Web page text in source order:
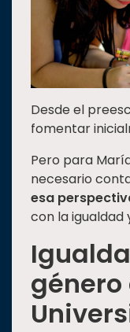
Desde el
fomentar
Pero para
necesario
esa
con la igualdad
género